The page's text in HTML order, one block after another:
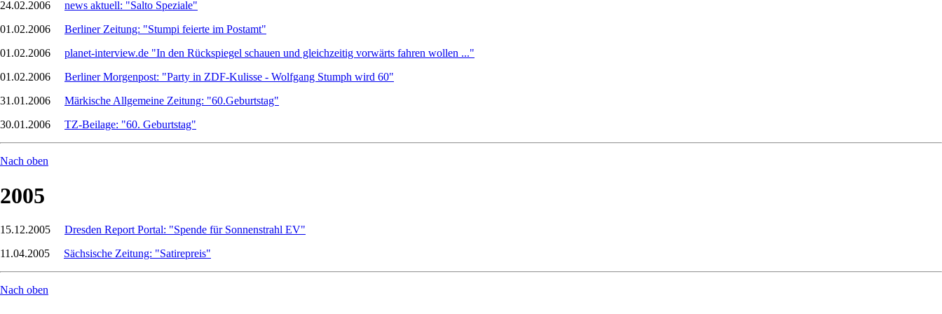
24.02.2006 news aktuell: "Salto Speziale"
01.02.2006 Berliner Zeitung: "Stumpi feierte im Postamt"
01.02.2006 planet-interview.de "In den Rückspiegel schauen und gleichzeitig vorwärts fahren wollen ..."
01.02.2006 Berliner Morgenpost: "Party in ZDF-Kulisse - Wolfgang Stumph wird 60"
31.01.2006 Märkische Allgemeine Zeitung: "60.Geburtstag"
30.01.2006 TZ-Beilage: "60. Geburtstag"
Nach oben
2005
15.12.2005 Dresden Report Portal: "Spende für Sonnenstrahl EV"
11.04.2005 Sächsische Zeitung: "Satirepreis"
Nach oben